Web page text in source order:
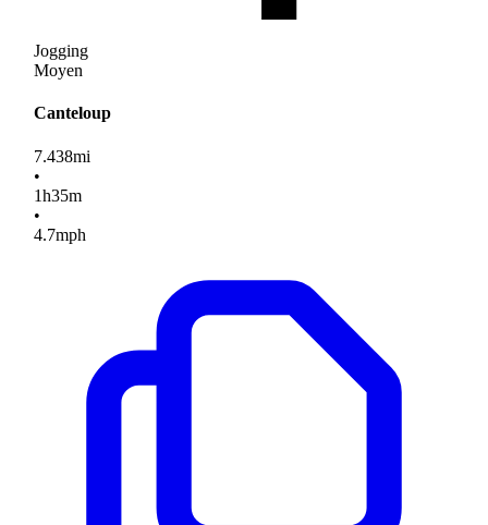
Jogging
Moyen
Canteloup
7.438mi
•
1h35m
•
4.7mph